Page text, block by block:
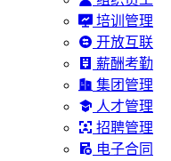
培训管理
开放互联
薪酬考勤
集团管理
人才管理
招聘管理
电子合同